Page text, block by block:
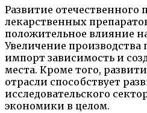
Развитие отечественного
лекарственных
положительное влияние
Увеличение производства
импорт зависимость и
места. Кроме того,
отрасли способствует
исследовательского
экономики в целом.